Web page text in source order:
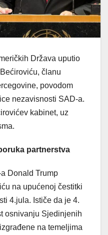
Država uputio
članu
povodom
nezavisnosti SAD-a.
kabinet, uz
partnerstva
Donald Trump
na upućenoj čestitki
4.jula. Ističe da je 4.
osnivanju Sjedinjenih
na temeljima